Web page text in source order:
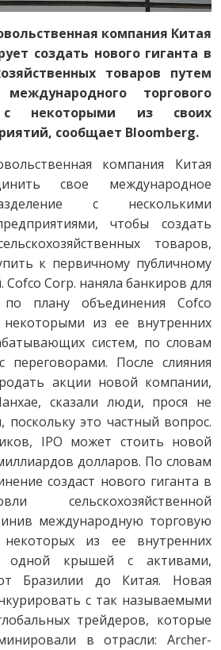
компания Китая
создать нового гиганта в
товаров путем
торгового
с некоторыми из своих
сообщает Bloomberg.
компания Китая
свое международное
с несколькими
чтобы создать
товаров,
к первичному публичному
Corp. наняла банкиров для
по плану объединения Cofco
из ее внутренних
систем, по словам
После слияния
акции новой компании,
сказали люди, прося не
это частный вопрос.
IPO может стоить новой
долларов. По словам
создаст нового гиганта в
сельскохозяйственной
международную торговую
из ее внутренних
одной крышей с активами,
Бразилии до Китая. Новая
с так называемыми
трейдеров, которые
в отрасли: Archer-